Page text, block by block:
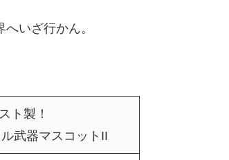
いざ行かん。
ト製！
武器マスコットII